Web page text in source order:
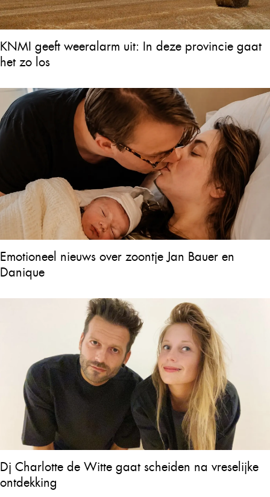
KNMI geeft weeralarm uit: In deze provincie gaat
het zo los
Emotioneel nieuws over zoontje Jan Bauer en
Danique
Dj Charlotte de Witte gaat scheiden na vreselijke
ontdekking